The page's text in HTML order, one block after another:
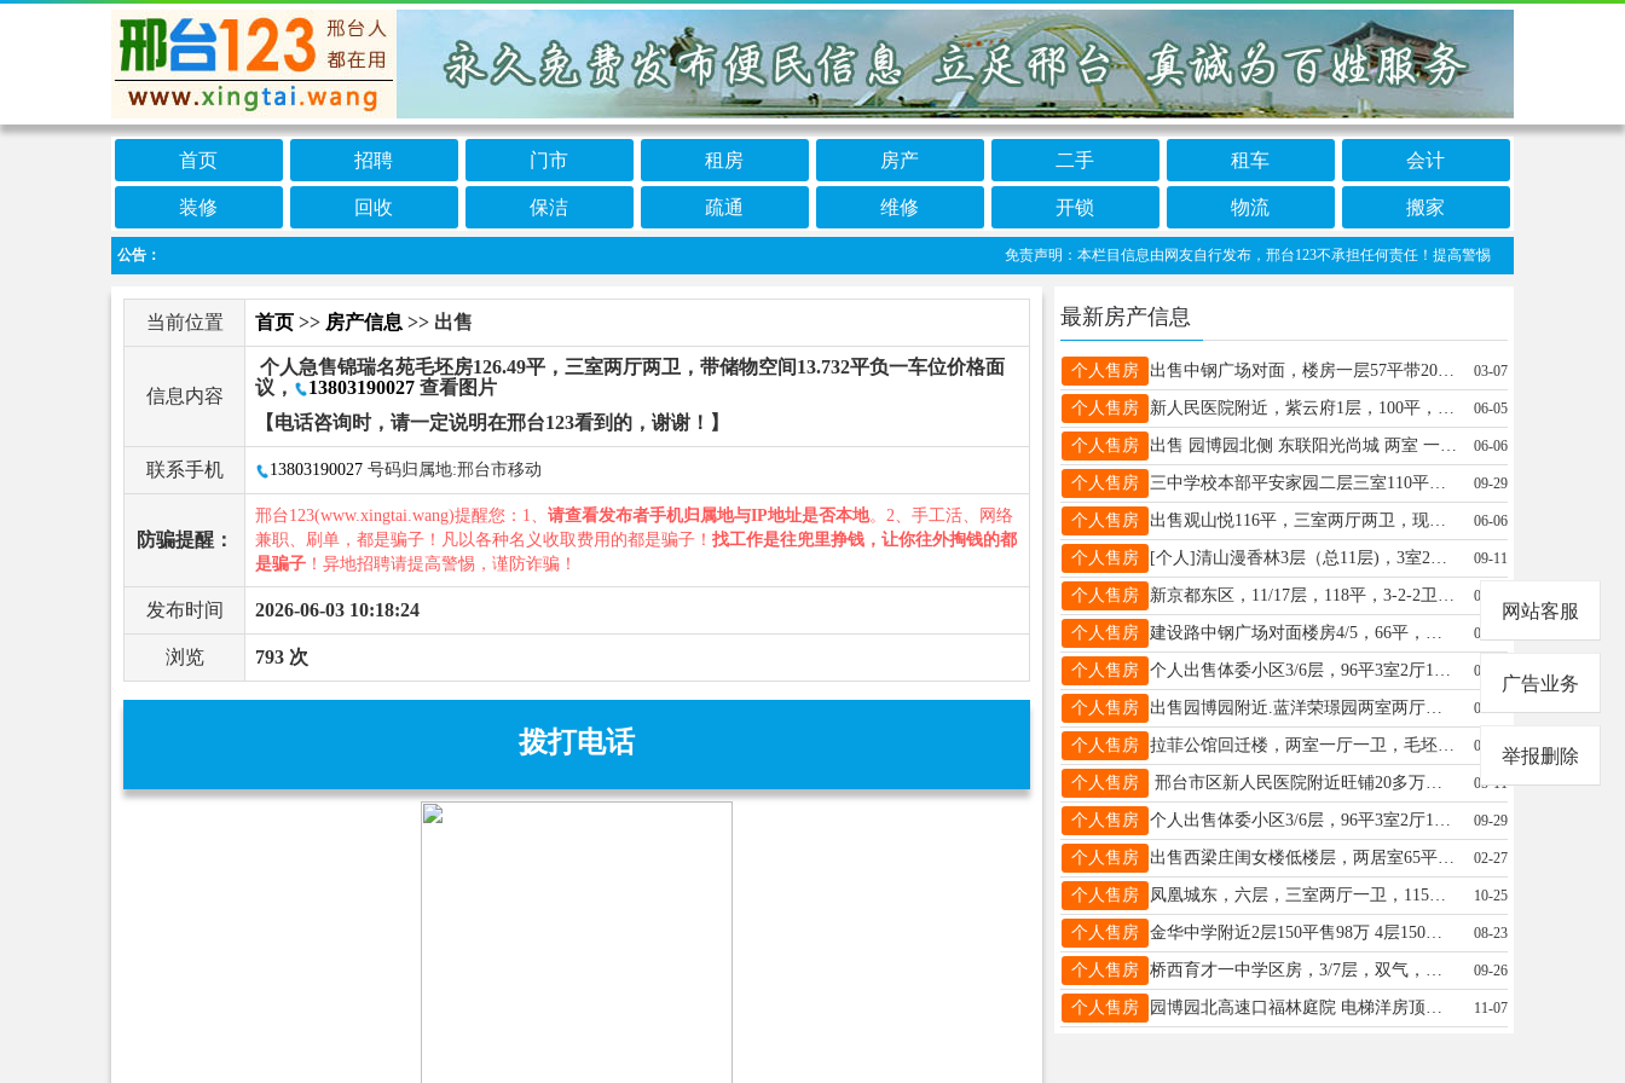
首页 招聘 门市 租房 房产 二手 租车 会计
装修 回收 保洁 疏通 维修 开锁 物流 搬家
公告： 免责声明：本栏目信息由网友自行发布，邢台123不承担任何责任！提高警惕，谨防诈骗！做推广、
当前位置 首页 >> 房产信息 >> 出售
信息内容
个人急售锦瑞名苑毛坯房126.49平，三室两厅两卫，带储物空间13.732平负一车位价格面
议，
13803190027 查看图片
【电话咨询时，请一定说明在邢台123看到的，谢谢！】
联系手机 13803190027 号码归属地:邢台市移动
防骗提醒：
邢台123(www.xingtai.wang)提醒您：1、 请查看发布者手机归属地与IP地址是否本地。2、手工活、网络
兼职、刷单，都是骗子！凡以各种名义收取费用的都是骗子！ 找工作是往兜里挣钱，让你往外掏钱的都
是骗子 ！异地招聘请提高警惕，谨防诈骗！
发布时间 2026-06-03 10:18:24
浏览 793 次
拨打电话
最新房产信息
个人售房 出售中钢广场对面，楼房一层57平带20平小院，楼前有小屋，附近繁华有医院超市商场适合闲居价格美丽18131903136 03-07
个人售房 新人民医院附近，紫云府1层，100平，带大院，68万。紫云府120平，精装修3室，80万，13180280416 06-05
个人售房 出售 园博园北侧 东联阳光尚城 两室 一层带院 南北通透 97平 37万急售 电话17703296540 06-06
个人售房 三中学校本部平安家园二层三室110平有小屋老证96万。守敬小学对面一层三室120平老证83万13383093603 09-29
个人售房 出售观山悦116平，三室两厅两卫，现房随时看房，无中介费18531923978 06-06
个人售房 [个人]清山漫香林3层（总11层)，3室2厅2卫，单平5000元，总价59万元，捡漏了。☎️17325319115 09-11
个人售房 新京都东区，11/17层，118平，3-2-2卫，毛坯房，带车位带小房，66万，老证，18633693911 09-10
个人售房 建设路中钢广场对面楼房4/5，66平，两室一厅，带小房合同更名。附近有公园超市医院，有意电联13031443456 09-25
个人售房 个人出售体委小区3/6层，96平3室2厅1卫，有五中学位有车库带小房随时看房13932979368车库可以单卖 09-15
个人售房 出售园博园附近.蓝洋荣璟园两室两厅一卫95平.老证.好楼层.价格优惠18631950250 03-23
个人售房 拉菲公馆回迁楼，两室一厅一卫，毛坯79平米，中间户型35万全款合同改名15100913300 08-17
个人售房 邢台市区新人民医院附近旺铺20多万一套，富人区住宅4980一平联系18000682560 05-11
个人售房 个人出售体委小区3/6层，96平3室2厅1卫，有五中学位有车库带小房随时看房13932979368车库可以单卖 09-29
个人售房 出售西梁庄闺女楼低楼层，两居室65平，老证可以29.8万，看房方便15832980265 02-27
个人售房 凤凰城东，六层，三室两厅一卫，115平精装老证45万13400153366 10-25
个人售房 金华中学附近2层150平售98万 4层150平售73万 守敬北小区4层两居售29万 1层33万13323099193 08-23
个人售房 桥西育才一中学区房，3/7层，双气，二室二厅一卫，75平，小房10平，老证，45.6万，可面议电13903190325 09-26
个人售房 园博园北高速口福林庭院 电梯洋房顶层 一室两厅75平 带露台院子50平 视野采光好 23万 15100992275 11-07
网站客服
广告业务
举报删除